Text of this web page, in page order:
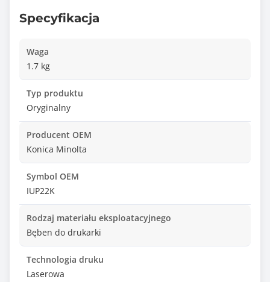
Specyfikacja
Waga
1.7 kg
Typ produktu
Oryginalny
Producent OEM
Konica Minolta
Symbol OEM
IUP22K
Rodzaj materiału eksploatacyjnego
Bęben do drukarki
Technologia druku
Laserowa